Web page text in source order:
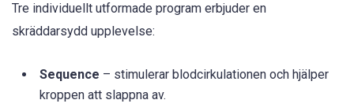
Tre individuellt utformade program erbjuder en
skräddarsydd upplevelse:
Sequence – stimulerar blodcirkulationen och hjälper
kroppen att slappna av.